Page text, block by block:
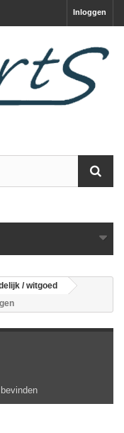
Inloggen
/ witgoed